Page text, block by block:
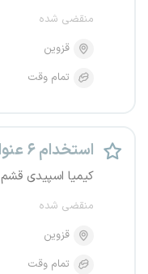
منقضی شده
قزوین
تمام وقت
استخدام ۶ عنوان شغلی
کیمیا اسپیدی قشم
منقضی شده
قزوین
تمام وقت